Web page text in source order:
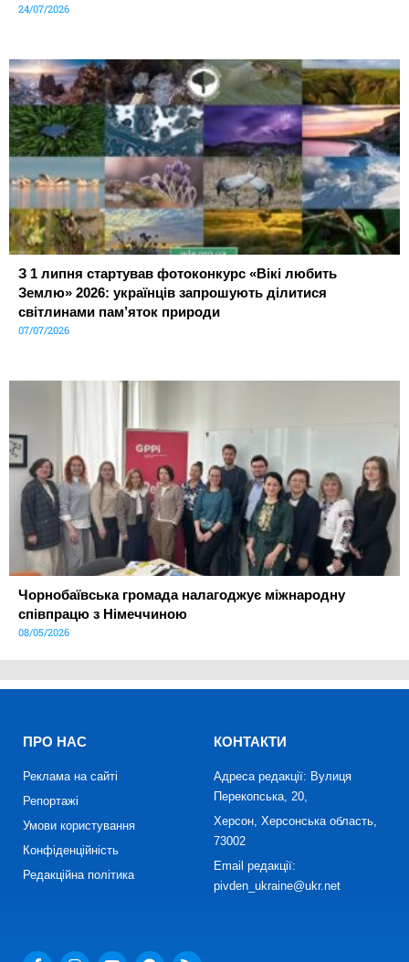
24/07/2026
З 1 липня стартував фотоконкурс «Вікі любить
Землю» 2026: українців запрошують ділитися
світлинами пам’яток природи
07/07/2026
Чорнобаївська громада налагоджує міжнародну
співпрацю з Німеччиною
08/05/2026
ПРО НАС
Реклама на сайті
Репортажі
Умови користування
Конфіденційність
Редакційна політика
КОНТАКТИ
Адреса редакції: Вулиця
Перекопська, 20,
Херсон, Херсонська область,
73002
Email редакції:
pivden_ukraine@ukr.net